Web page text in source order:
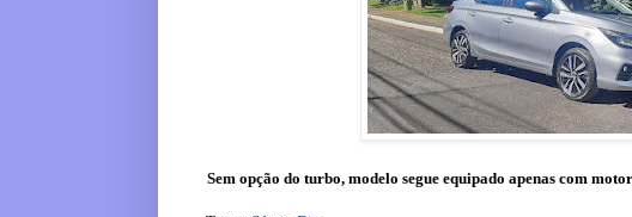
Sem opção do turbo, modelo segue equipado apenas com